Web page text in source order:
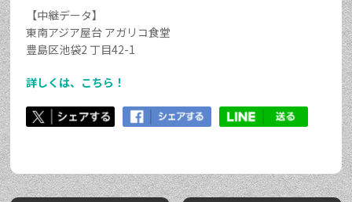
【中継データ】
東南アジア屋台 アガリコ食堂
豊島区池袋2 丁目42-1
詳しくは、こちら！